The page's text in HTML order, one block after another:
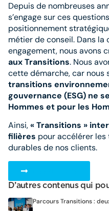
Depuis de nombreuses
s’engage sur ces
positionnement
métier de conseil. Dans
engagement, nous avons
aux Transitions. Nous
cette démarche, car nous
transitions
gouvernance (ESG) ne
Hommes et pour les
Ainsi,« Transitions »
filières pour accélérer
durables de nos clients.
D’autres contenus qui
Parcours Transitions :